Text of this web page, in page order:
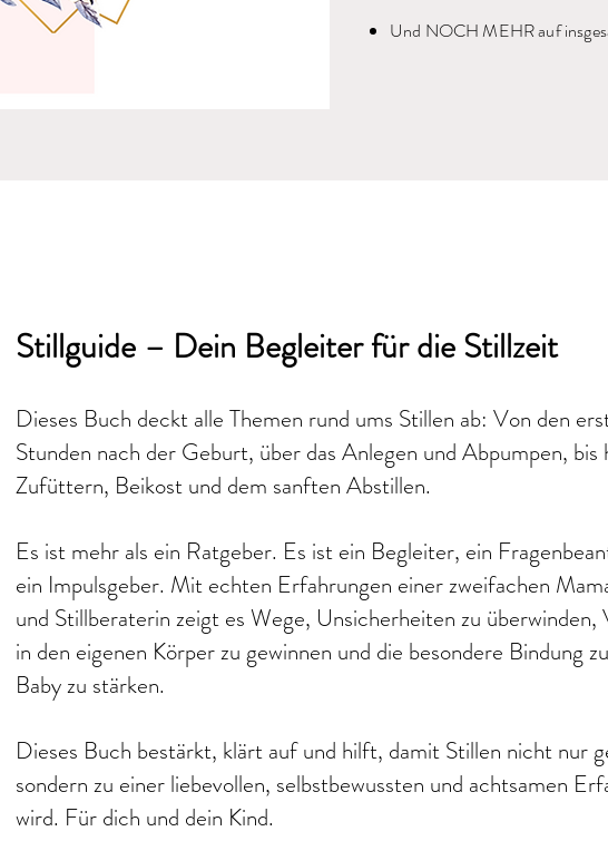
Und NOCH MEHR auf
Stillguide – Dein Begleiter für die Stillzeit
Dieses Buch deckt alle Themen rund ums Stillen ab: Von den
Stunden nach der Geburt, über das Anlegen und Abpumpen, bis
Zufüttern, Beikost und dem sanften Abstillen.
Es ist mehr als ein Ratgeber. Es ist ein Begleiter, ein
ein Impulsgeber. Mit echten Erfahrungen einer zweifachen
und Stillberaterin zeigt es Wege, Unsicherheiten zu überwinden,
in den eigenen Körper zu gewinnen und die besondere Bindung
Baby zu stärken.
Dieses Buch bestärkt, klärt auf und hilft, damit Stillen nicht nur
sondern zu einer liebevollen, selbstbewussten und achtsamen
wird. Für dich und dein Kind.